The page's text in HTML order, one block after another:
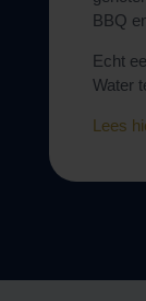
BBQ
Echt
Water
Lees